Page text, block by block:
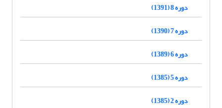
دوره 8 (1391)
دوره 7 (1390)
دوره 6 (1389)
دوره 5 (1385)
دوره 2 (1385)